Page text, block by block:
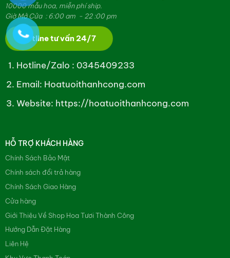
10000 mẫu hoa, miễn phí ship.
Giờ Mở Cửa : 6:00 am - 22 :00 pm
Hotline tư vấn 24/7
Hotline/Zalo : 0345409233
Email: Hoatuoithanhcong.com
Website: https://hoatuoithanhcong.com
HỖ TRỢ KHÁCH HÀNG
Chính Sách Bảo Mật
Chính sách đổi trả hàng
Chính Sách Giao Hàng
Cửa hàng
Giới Thiệu Về Shop Hoa Tươi Thành Công
Hướng Dẫn Đặt Hàng
Liên Hệ